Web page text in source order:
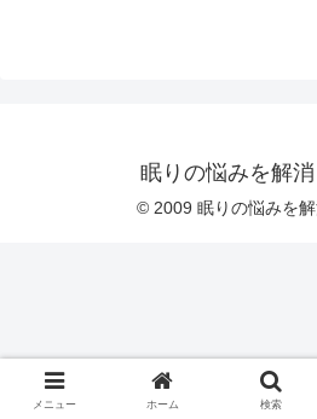
眠りの悩みを解消
© 2009 眠りの悩みを
メニュー ホーム 検索